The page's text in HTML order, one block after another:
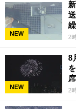
NEW 2
NEW
8
2